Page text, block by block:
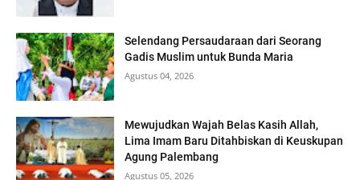
Selendang Persaudaraan dari Seorang
Gadis Muslim untuk Bunda Maria
Agustus 04, 2026
Mewujudkan Wajah Belas Kasih Allah,
Lima Imam Baru Ditahbiskan di Keuskupan
Agung Palembang
Agustus 05, 2026